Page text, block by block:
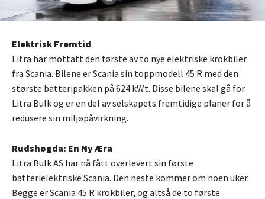
Elektrisk Fremtid
Litra har mottatt den første av to nye elektriske krokbiler
fra Scania. Bilene er Scania sin toppmodell 45 R med den
største batteripakken på 624 kWt. Disse bilene skal gå for
Litra Bulk og er en del av selskapets fremtidige planer for å
redusere sin miljøpåvirkning.
Rudshøgda: En Ny Æra
Litra Bulk AS har nå fått overlevert sin første
batterielektriske Scania. Den neste kommer om noen uker.
Begge er Scania 45 R krokbiler, og altså de to første